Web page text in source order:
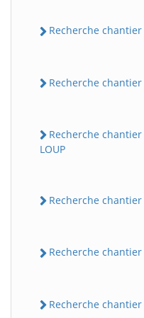
Recherche
Recherche chantier
Recherche chantier
LOUP
Recherche chantier
Recherche chantier
Recherche chantier